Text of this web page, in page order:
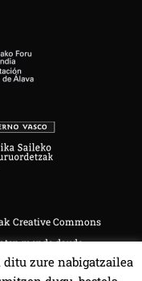
Creative Commons
mende daude.
zure nabigatzailea